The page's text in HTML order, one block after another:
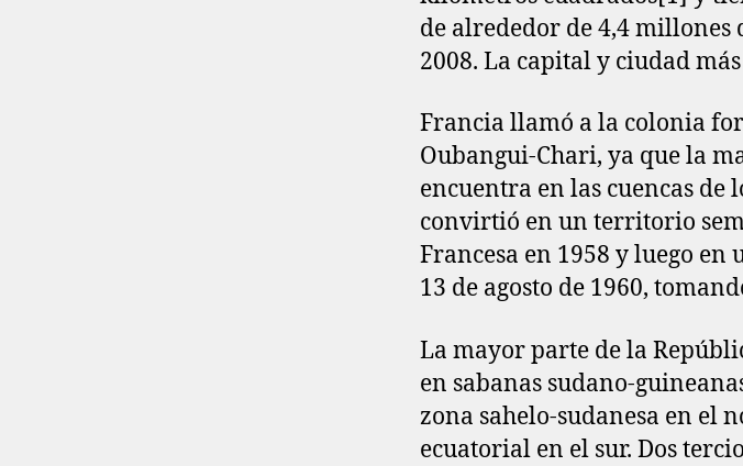
de alrededor de 4,4
2008. La capital y ciudad
Francia llamó a la colonia
Oubangui-Chari, ya que la
encuentra en las cuencas de
convirtió en un territorio
Francesa en 1958 y luego
13 de agosto de 1960,
La mayor parte de la
en sabanas sudano-
zona sahelo-sudanesa en el
ecuatorial en el sur. Dos